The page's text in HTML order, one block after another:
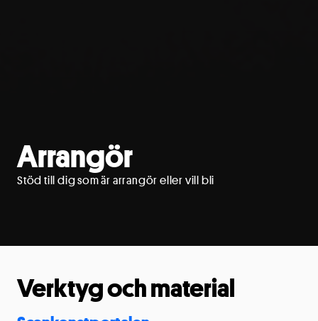
Arrangör
Stöd till dig som är arrangör eller vill bli
Verktyg och material